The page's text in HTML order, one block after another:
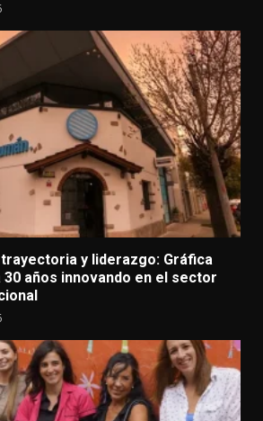
y liderazgo: Gráfica
años innovando en el sector